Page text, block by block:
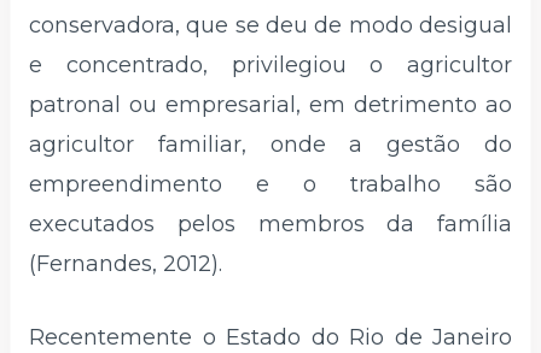
conservadora, que se deu de modo desigual
e concentrado, privilegiou o agricultor
patronal ou empresarial, em detrimento ao
agricultor familiar, onde a gestão do
empreendimento e o trabalho são
executados pelos membros da família
(Fernandes, 2012).
Recentemente o Estado do Rio de Janeiro